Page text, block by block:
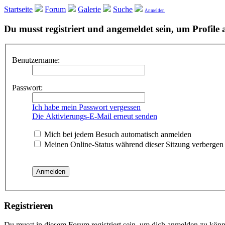
Startseite Forum Galerie Suche Anmelden
Du musst registriert und angemeldet sein, um Profile
Benutzername:
Passwort:
Ich habe mein Passwort vergessen
Die Aktivierungs-E-Mail erneut senden
Mich bei jedem Besuch automatisch anmelden
Meinen Online-Status während dieser Sitzung verbergen
Registrieren